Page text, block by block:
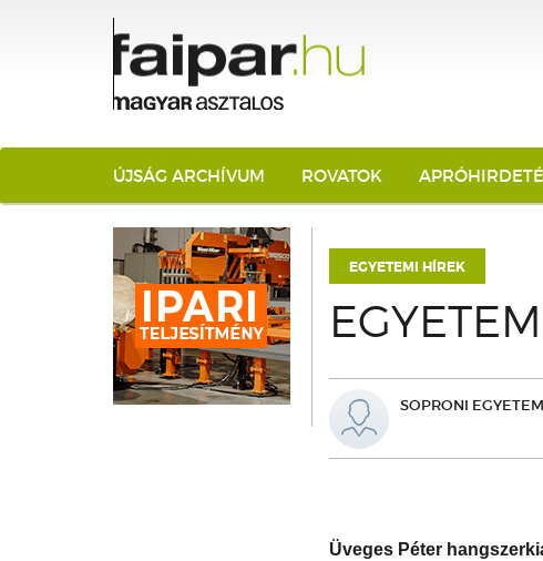
ÚJSÁG ARCHÍVUM ROVATOK
EGYETEMI HÍREK
SOPRONI EGYETEM
Üveges Péter